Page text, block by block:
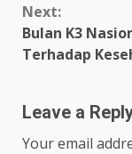
Next:
Bulan K3
Terhadap
Leave a
Your email